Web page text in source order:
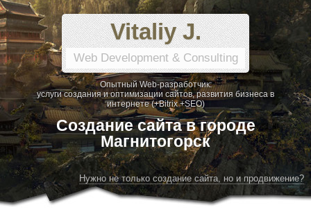
Vitaliy J.
Web Development & Consulting
Опытный Web-разработчик:
услуги создания и оптимизации сайтов, развития бизнеса в
интернете (+Bitrix +SEO)
Создание сайта в городе
Магнитогорск
Нужно не только создание сайта, но и продвижение?